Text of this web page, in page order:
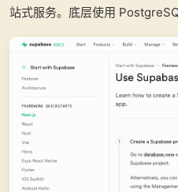
站式服务。底层使用